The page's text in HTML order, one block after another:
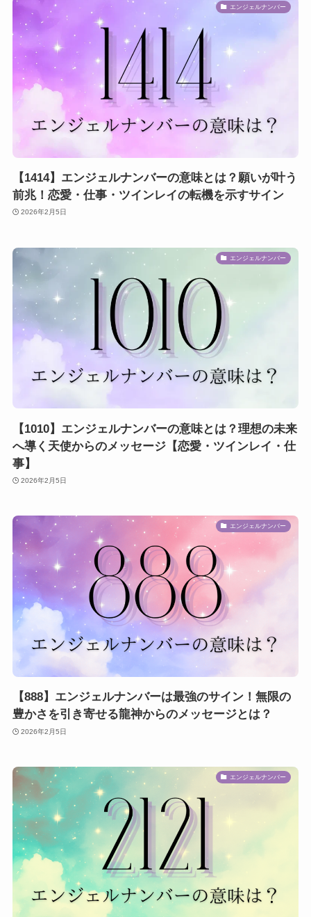
エンジェルナンバー
【1414】エンジェルナンバーの意味とは？願いが叶う
前兆！恋愛・仕事・ツインレイの転機を示すサイン
2026年2月5日
エンジェルナンバー
【1010】エンジェルナンバーの意味とは？理想の未来
へ導く天使からのメッセージ【恋愛・ツインレイ・仕
事】
2026年2月5日
エンジェルナンバー
【888】エンジェルナンバーは最強のサイン！無限の
豊かさを引き寄せる龍神からのメッセージとは？
2026年2月5日
エンジェルナンバー